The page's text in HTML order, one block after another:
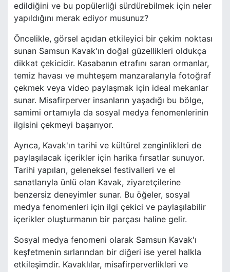
edildiğini ve bu popülerliği sürdürebilmek için neler
yapıldığını merak ediyor musunuz?
Öncelikle, görsel açıdan etkileyici bir çekim noktası
sunan Samsun Kavak'ın doğal güzellikleri oldukça
dikkat çekicidir. Kasabanın etrafını saran ormanlar,
temiz havası ve muhteşem manzaralarıyla fotoğraf
çekmek veya video paylaşmak için ideal mekanlar
sunar. Misafirperver insanların yaşadığı bu bölge,
samimi ortamıyla da sosyal medya fenomenlerinin
ilgisini çekmeyi başarıyor.
Ayrıca, Kavak'ın tarihi ve kültürel zenginlikleri de
paylaşılacak içerikler için harika fırsatlar sunuyor.
Tarihi yapıları, geleneksel festivalleri ve el
sanatlarıyla ünlü olan Kavak, ziyaretçilerine
benzersiz deneyimler sunar. Bu öğeler, sosyal
medya fenomenleri için ilgi çekici ve paylaşılabilir
içerikler oluşturmanın bir parçası haline gelir.
Sosyal medya fenomeni olarak Samsun Kavak'ı
keşfetmenin sırlarından bir diğeri ise yerel halkla
etkileşimdir. Kavaklılar, misafirperverlikleri ve